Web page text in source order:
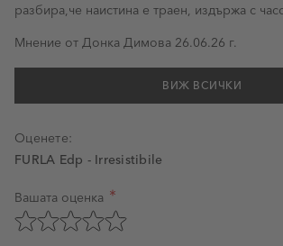
разбира,че наистина е траен, издържа с
Мнение от Донка Димова 26 юни 2026 г.
26.06.26 г.
ВИЖ ВСИЧКИ
Оценете:
FURLA Edp - Irresistibile
Оценка на продукт
Вашата оценка
Оценете с 1 звезда от 5
Оценете с 2 звезди от 5
Оценете с 3 звезди от 5
Оценете с 4 звезди от 5
Оценете с 5 звезди от 5